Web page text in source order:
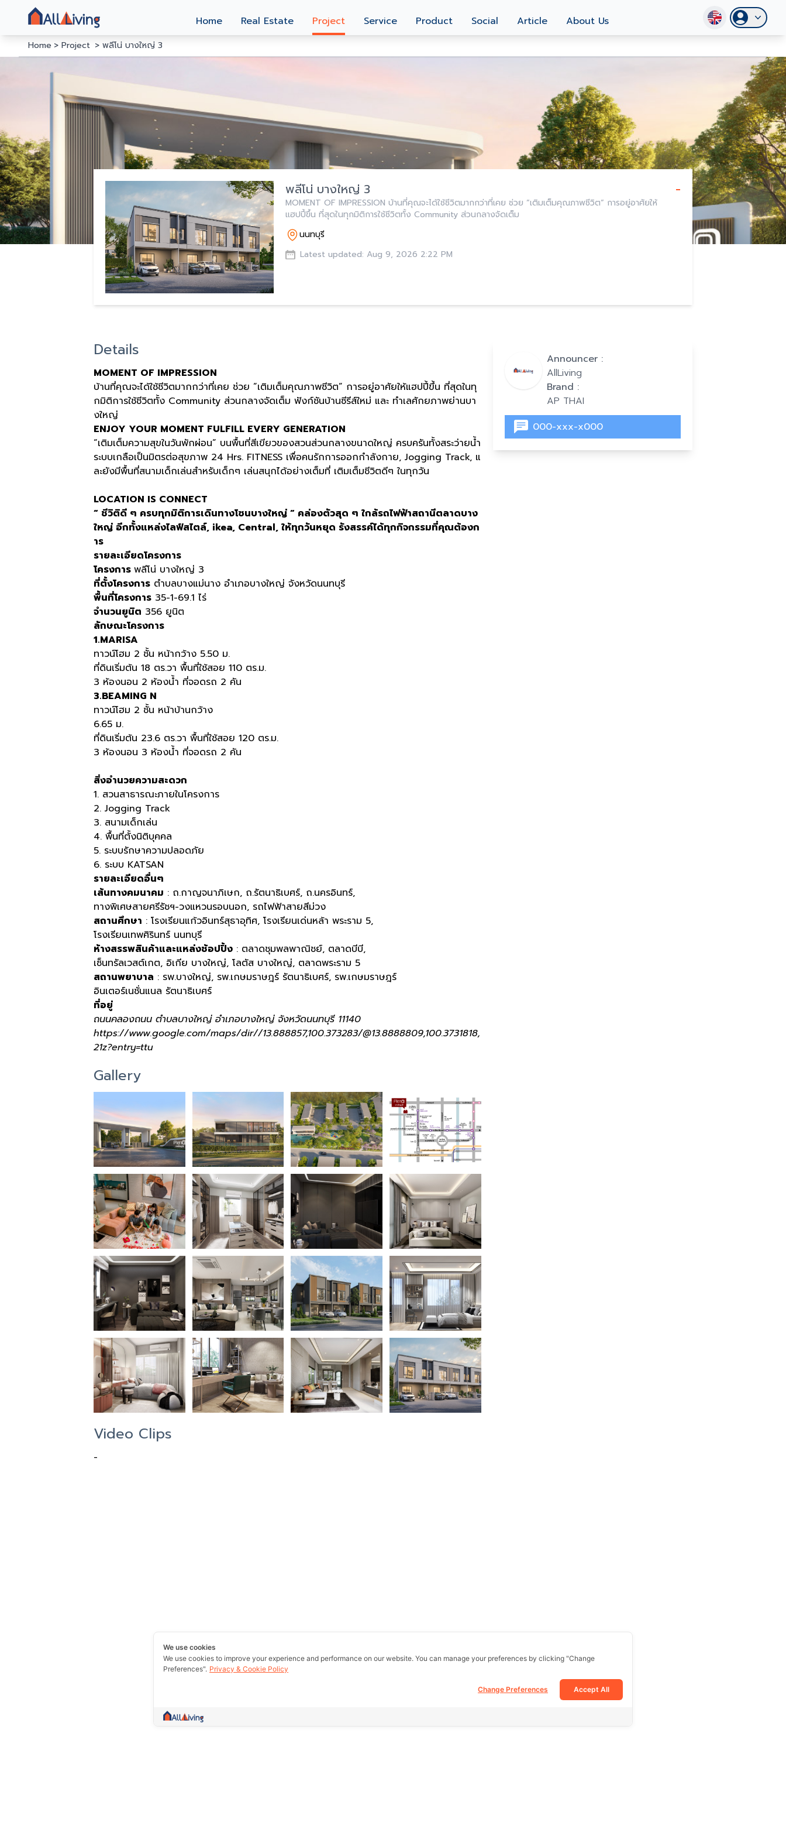
Home Real Estate Project Service Product Social Article About Us
Home Project พลีโน่ บางใหญ่ 3
-
พลีโน่ บางใหญ่ 3
MOMENT OF IMPRESSION บ้านที่คุณจะได้ใช้ชีวิตมากกว่าที่เคย ช่วย ”เติมเต็มคุณภาพชีวิต” การอยู่อาศัยให้
แฮปปี้ขึ้น ที่สุดในทุกมิติการใช้ชีวิตทั้ง Community ส่วนกลางจัดเต็ม
นนทบุรี
Latest updated: Aug 9, 2026 2:22 PM
Details
MOMENT OF IMPRESSION
บ้านที่คุณจะได้ใช้ชีวิตมากกว่าที่เคย ช่วย ”เติมเต็มคุณภาพชีวิต” การอยู่อาศัยให้แฮปปี้ขึ้น ที่สุดในทุ
กมิติการใช้ชีวิตทั้ง Community ส่วนกลางจัดเต็ม ฟังก์ชันบ้านซีรีส์ใหม่ และ ทำเลศักยภาพย่านบา
งใหญ่
ENJOY YOUR MOMENT FULFILL EVERY GENERATION
“เติมเต็มความสุขในวันพักผ่อน” บนพื้นที่สีเขียวของสวนส่วนกลางขนาดใหญ่ ครบครันทั้งสระว่ายน้ำ
ระบบเกลือเป็นมิตรต่อสุขภาพ 24 Hrs. FITNESS เพื่อคนรักการออกกำลังกาย, Jogging Track, แ
ละยังมีพื้นที่สนามเด็กเล่นสำหรับเด็กๆ เล่นสนุกได้อย่างเต็มที่ เติมเต็มชีวิตดีๆ ในทุกวัน
LOCATION IS CONNECT
“ ชีวิติดี ๆ ครบทุกมิติการเดินทางโซนบางใหญ่ “ คล่องตัวสุด ๆ ใกล้รถไฟฟ้าสถานีตลาดบาง
ใหญ่ อีกทั้งแหล่งไลฟ์สไตล์, ikea, Central, ให้ทุกวันหยุด รังสรรค์ได้ทุกกิจกรรมที่คุณต้องก
าร
รายละเอียดโครงการ
โครงการ พลีโน่ บางใหญ่ 3
ที่ตั้งโครงการ ตำบลบางแม่นาง อำเภอบางใหญ่ จังหวัดนนทบุรี
พื้นที่โครงการ 35-1-69.1 ไร่
จำนวนยูนิต 356 ยูนิต
ลักษณะโครงการ
1.MARISA
ทาวน์โฮม 2 ชั้น หน้ากว้าง 5.50 ม.
ที่ดินเริ่มต้น 18 ตร.วา พื้นที่ใช้สอย 110 ตร.ม.
3 ห้องนอน 2 ห้องน้ำ ที่จอดรถ 2 คัน
3.BEAMING N
ทาวน์โฮม 2 ชั้น หน้าบ้านกว้าง
6.65 ม.
ที่ดินเริ่มต้น 23.6 ตร.วา พื้นที่ใช้สอย 120 ตร.ม.
3 ห้องนอน 3 ห้องน้ำ ที่จอดรถ 2 คัน
สิ่งอำนวยความสะดวก
1. สวนสาธารณะภายในโครงการ
2. Jogging Track
3. สนามเด็กเล่น
4. พื้นที่ตั้งนิติบุคคล
5. ระบบรักษาความปลอดภัย
6. ระบบ KATSAN
รายละเอียดอื่นๆ
เส้นทางคมนาคม : ถ.กาญจนาภิเษก, ถ.รัตนาธิเบศร์, ถ.นครอินทร์,
ทางพิเศษสายศรีรัชฯ-วงแหวนรอบนอก, รถไฟฟ้าสายสีม่วง
สถานศึกษา : โรงเรียนแก้วอินทร์สุธาอุทิศ, โรงเรียนเด่นหล้า พระราม 5,
โรงเรียนเทพศิรินทร์ นนทบุรี
ห้างสรรพสินค้าและแหล่งช้อปปิ้ง : ตลาดชุมพลพาณิชย์, ตลาดบีบี,
เซ็นทรัลเวสต์เกต, อิเกีย บางใหญ่, โลตัส บางใหญ่, ตลาดพระราม 5
สถานพยาบาล : รพ.บางใหญ่, รพ.เกษมราษฎร์ รัตนาธิเบศร์, รพ.เกษมราษฎร์
อินเตอร์เนชั่นแนล รัตนาธิเบศร์
ที่อยู่
ถนนคลองถนน ตำบลบางใหญ่ อำเภอบางใหญ่ จังหวัดนนทบุรี 11140
https://www.google.com/maps/dir//13.888857,100.373283/@13.8888809,100.3731818,
21z?entry=ttu
Gallery
Video Clips
-
Announcer :
AllLiving
Brand :
AP THAI
000-xxx-x000
We use cookies
We use cookies to improve your experience and performance on our website. You can manage your preferences by clicking "Change
Preferences". Privacy & Cookie Policy
Accept All
Change Preferences